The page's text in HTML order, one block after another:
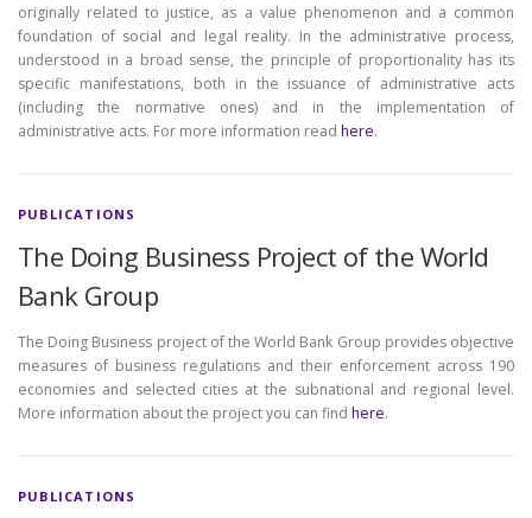
originally related to justice, as a value phenomenon and a common
foundation of social and legal reality. In the administrative process,
understood in a broad sense, the principle of proportionality has its
specific manifestations, both in the issuance of administrative acts
(including the normative ones) and in the implementation of
administrative acts. For more information read here.
PUBLICATIONS
The Doing Business Project of the World
Bank Group
The Doing Business project of the World Bank Group provides objective
measures of business regulations and their enforcement across 190
economies and selected cities at the subnational and regional level.
More information about the project you can find here.
PUBLICATIONS